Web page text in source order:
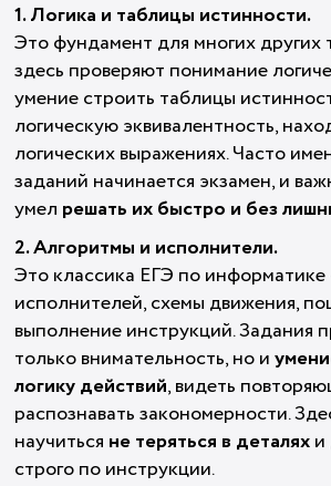
1. Логика и таблицы истинности.
Это фундамент для многих других
здесь проверяют понимание
умение строить таблицы
логическую эквивалентность,
логических выражениях. Часто
заданий начинается экзамен, и
умел решать их быстро и без
2. Алгоритмы и исполнители.
Это классика ЕГЭ по информатике
исполнителей, схемы движения,
выполнение инструкций. Задания
только внимательность, но и
логику действий, видеть
распознавать закономерности.
научиться не теряться в деталяхи
строго по инструкции.